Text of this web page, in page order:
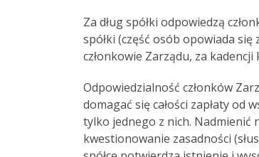
Za dług spółki odpowiedzą
spółki (część osób opowiada
członkowie Zarządu, za
Odpowiedzialność członków
domagać się całości zapłaty od
tylko jednego z nich. Nadmienić
kwestionowanie zasadności